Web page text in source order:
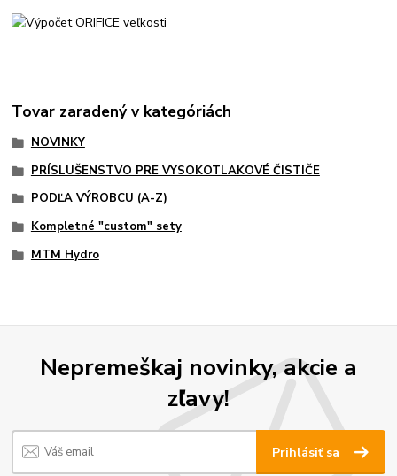
Tovar zaradený v kategóriách
NOVINKY
PRÍSLUŠENSTVO PRE VYSOKOTLAKOVÉ ČISTIČE
PODĽA VÝROBCU (A-Z)
Kompletné "custom" sety
MTM Hydro
Nepremeškaj novinky, akcie a
zľavy!
Prihlásiť sa